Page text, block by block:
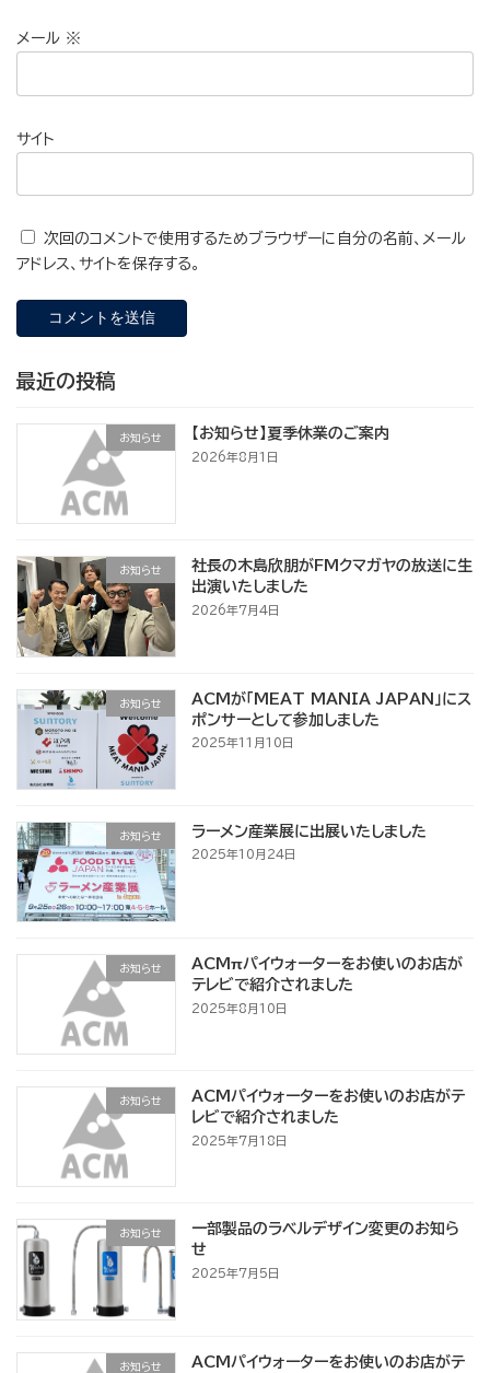
メール ※
サイト
次回のコメントで使用するためブラウザーに自分の名前、メール
アドレス、サイトを保存する。
最近の投稿
お知らせ 【お知らせ】夏季休業のご案内
2026年8月1日
お知らせ
社長の木島欣朋がFMクマガヤの放送に生
出演いたしました
2026年7月4日
お知らせ
ACMが「MEAT MANIA JAPAN」にス
ポンサーとして参加しました
2025年11月10日
お知らせ ラーメン産業展に出展いたしました
2025年10月24日
お知らせ
ACMπパイウォーターをお使いのお店が
テレビで紹介されました
2025年8月10日
お知らせ
ACMパイウォーターをお使いのお店がテ
レビで紹介されました
2025年7月18日
お知らせ
一部製品のラベルデザイン変更のお知ら
せ
2025年7月5日
お知らせ
ACMパイウォーターをお使いのお店がテ